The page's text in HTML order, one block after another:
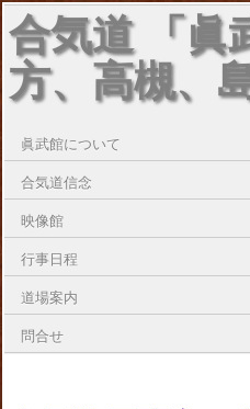
合気道 「眞
方、高槻、
眞武館について
合気道信念
映像館
行事日程
道場案内
問合せ